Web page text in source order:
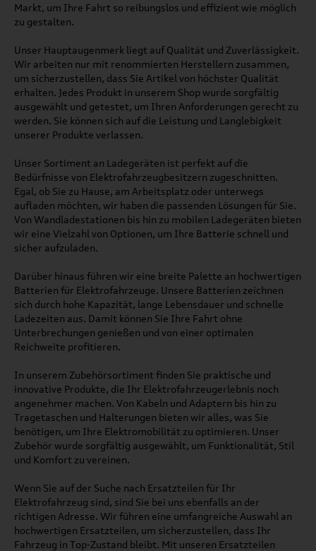
Markt, um Ihre Fahrt so reibungslos und effizient wie möglich
zu gestalten.
Unser Hauptaugenmerk liegt auf Qualität und Zuverlässigkeit.
Wir arbeiten nur mit renommierten Herstellern zusammen,
um sicherzustellen, dass Sie Artikel von höchster Qualität
erhalten. Jedes Produkt in unserem Shop wurde sorgfältig
ausgewählt und getestet, um Ihren Anforderungen gerecht zu
werden. Sie können sich auf die Leistung und Langlebigkeit
unserer Produkte verlassen.
Unser Sortiment an Ladegeräten ist perfekt auf die
Bedürfnisse von Elektrofahrzeugbesitzern zugeschnitten.
Egal, ob Sie zu Hause, am Arbeitsplatz oder unterwegs
aufladen möchten, wir haben die passenden Lösungen für Sie.
Von Wandladestationen bis hin zu mobilen Ladegeräten bieten
wir eine Vielzahl von Optionen, um Ihre Batterie schnell und
sicher aufzuladen.
Darüber hinaus führen wir eine breite Palette an hochwertigen
Batterien für Elektrofahrzeuge. Unsere Batterien zeichnen
sich durch hohe Kapazität, lange Lebensdauer und schnelle
Ladezeiten aus. Damit können Sie Ihre Fahrt ohne
Unterbrechungen genießen und von einer optimalen
Reichweite profitieren.
In unserem Zubehörsortiment finden Sie praktische und
innovative Produkte, die Ihr Elektrofahrzeugerlebnis noch
angenehmer machen. Von Kabeln und Adaptern bis hin zu
Tragetaschen und Halterungen bieten wir alles, was Sie
benötigen, um Ihre Elektromobilität zu optimieren. Unser
Zubehör wurde sorgfältig ausgewählt, um Funktionalität, Stil
und Komfort zu vereinen.
Wenn Sie auf der Suche nach Ersatzteilen für Ihr
Elektrofahrzeug sind, sind Sie bei uns ebenfalls an der
richtigen Adresse. Wir führen eine umfangreiche Auswahl an
hochwertigen Ersatzteilen, um sicherzustellen, dass Ihr
Fahrzeug in Top-Zustand bleibt. Mit unseren Ersatzteilen